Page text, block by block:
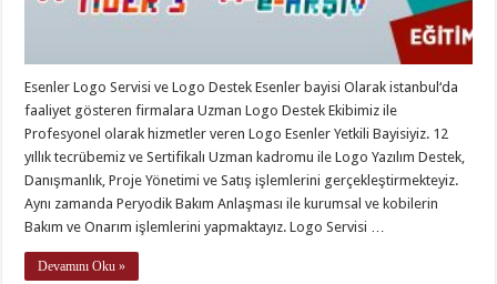
Esenler Logo Servisi ve Logo Destek Esenler bayisi Olarak istanbul‘da
faaliyet gösteren firmalara Uzman Logo Destek Ekibimiz ile
Profesyonel olarak hizmetler veren Logo Esenler Yetkili Bayisiyiz. 12
yıllık tecrübemiz ve Sertifikalı Uzman kadromu ile Logo Yazılım Destek,
Danışmanlık, Proje Yönetimi ve Satış işlemlerini gerçekleştirmekteyiz.
Aynı zamanda Peryodik Bakım Anlaşması ile kurumsal ve kobilerin
Bakım ve Onarım işlemlerini yapmaktayız. Logo Servisi …
Devamını Oku »